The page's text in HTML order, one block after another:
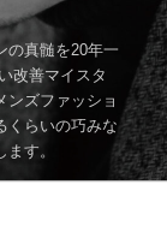
の真髄を20年一
改善マイスタ
ンズファッショ
くらいの巧みな
す。